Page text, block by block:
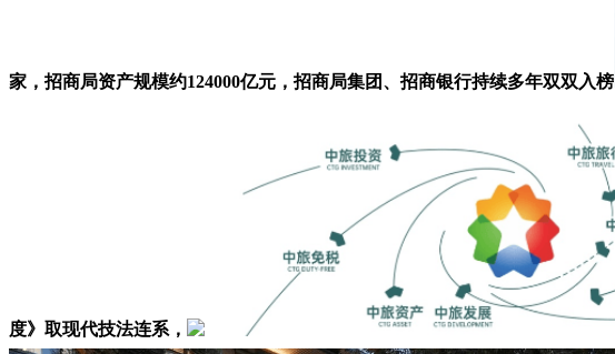
家，招商局资产规模约124000亿元，招商局集团、招商银行持续多年双双入榜
度》取现代技法连系，